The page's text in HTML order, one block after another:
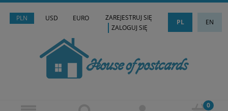
PLN USD EURO PL EN
ZAREJESTRUJ SIĘ
ZALOGUJ SIĘ